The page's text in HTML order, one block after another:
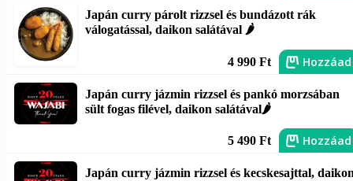
Japán curry párolt rizzsel és bundázott rák
válogatással, daikon salátával 🌶️
4 990 Ft Hozzáad
Japán curry jázmin rizzsel és pankó morzsában
sült fogas filével, daikon salátával🌶️
5 490 Ft Hozzáad
Japán curry jázmin rizzsel és kecskesajttal,